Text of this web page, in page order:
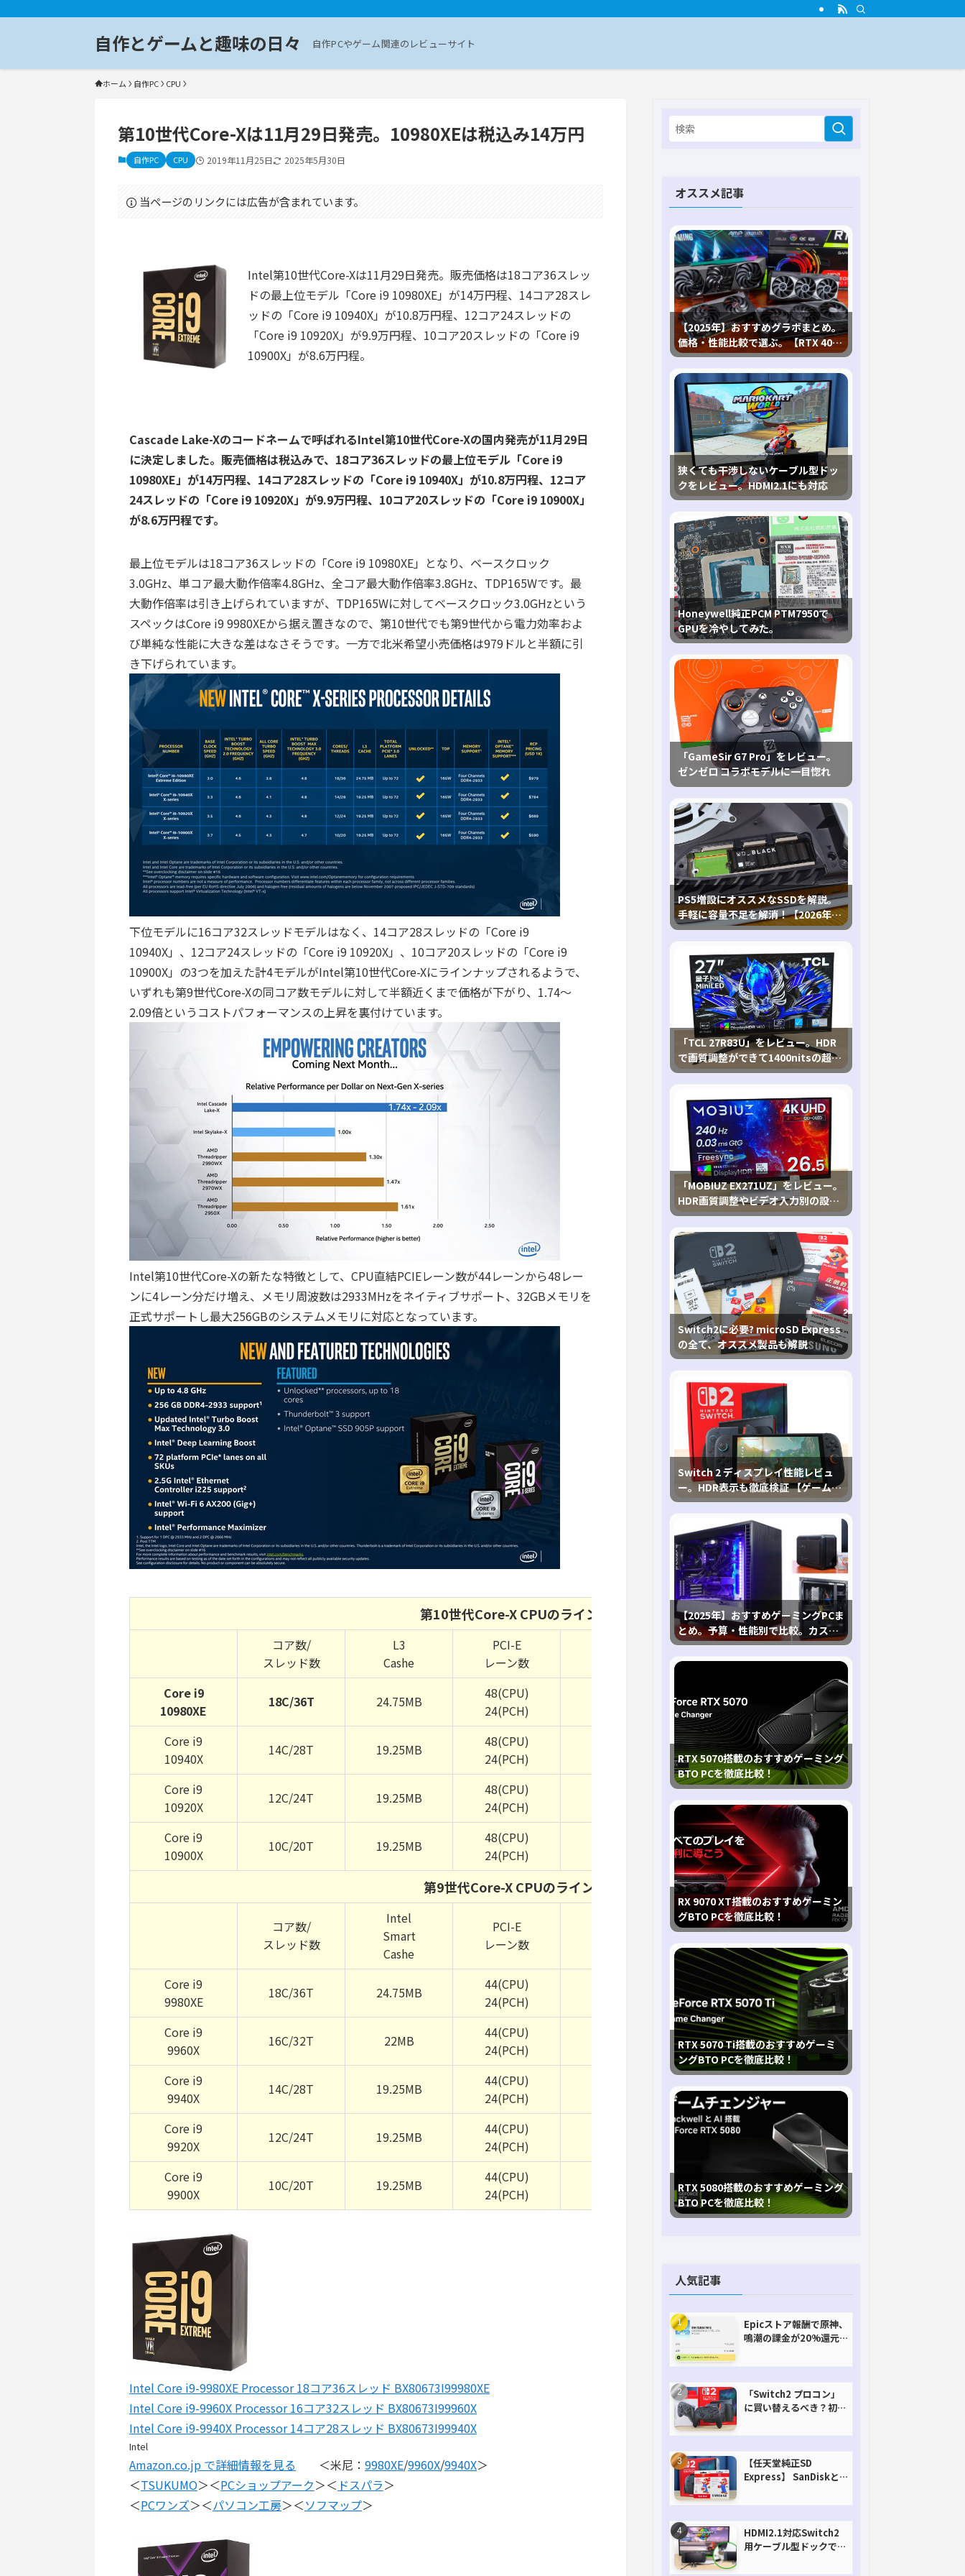
自作とゲームと趣味の日々 自作PCやゲーム関連のレビューサイト
ホーム 自作PC CPU
第10世代Core-Xは11月29日発売。10980XEは税込み14万円
自作PC CPU 2019年11月25日 2025年5月30日
当ページのリンクには広告が含まれています。
Intel第10世代Core-Xは11月29日発売。販売価格は18コア36スレッ
ドの最上位モデル「Core i9 10980XE」が14万円程、14コア28スレ
ッドの「Core i9 10940X」が10.8万円程、12コア24スレッドの
「Core i9 10920X」が9.9万円程、10コア20スレッドの「Core i9
10900X」が8.6万円程。
Cascade Lake-Xのコードネームで呼ばれるIntel第10世代Core-Xの国内発売が11月29日
に決定しました。販売価格は税込みで、18コア36スレッドの最上位モデル「Core i9
10980XE」が14万円程、14コア28スレッドの「Core i9 10940X」が10.8万円程、12コア
24スレッドの「Core i9 10920X」が9.9万円程、10コア20スレッドの「Core i9 10900X」
が8.6万円程です。
最上位モデルは18コア36スレッドの「Core i9 10980XE」となり、ベースクロック
3.0GHz、単コア最大動作倍率4.8GHz、全コア最大動作倍率3.8GHz、TDP165Wです。最
大動作倍率は引き上げられていますが、TDP165Wに対してベースクロック3.0GHzという
スペックはCore i9 9980XEから据え置きなので、第10世代でも第9世代から電力効率およ
び単純な性能に大きな差はなさそうです。一方で北米希望小売価格は979ドルと半額に引
き下げられています。
下位モデルに16コア32スレッドモデルはなく、14コア28スレッドの「Core i9
10940X」、12コア24スレッドの「Core i9 10920X」、10コア20スレッドの「Core i9
10900X」の3つを加えた計4モデルがIntel第10世代Core-Xにラインナップされるようで、
いずれも第9世代Core-Xの同コア数モデルに対して半額近くまで価格が下がり、1.74～
2.09倍というコストパフォーマンスの上昇を裏付けています。
Intel第10世代Core-Xの新たな特徴として、CPU直結PCIEレーン数が44レーンから48レー
ンに4レーン分だけ増え、メモリ周波数は2933MHzをネイティブサポート、32GBメモリを
正式サポートし最大256GBのシステムメモリに対応となっています。
第10世代Core-X CPUのラインナップとスペック
コア数/
スレッド数
L3
Cashe
PCI-E
レーン数
TB3
全コア最大
Core i9
10980XE
18C/36T 24.75MB
48(CPU)
24(PCH)
4.6GHz
4.8GHz
3.8GHz
Core i9
10940X
14C/28T 19.25MB
48(CPU)
24(PCH)
4.6GHz
4.8GHz
4.1GHz
Core i9
10920X
12C/24T 19.25MB
48(CPU)
24(PCH)
4.8GHz
4.3GHz
Core i9
10900X
10C/20T 19.25MB
48(CPU)
24(PCH)
4.5GHz
4.7GHz
3.8GHz
第9世代Core-X CPUのラインナップとスペック
コア数/
スレッド数
Intel
Smart
Cashe
PCI-E
レーン数
TB2 TB3
Core i9
9980XE
18C/36T 24.75MB
44(CPU)
24(PCH)
4.4GHz 4.5GHz
Core i9
9960X
16C/32T 22MB
44(CPU)
24(PCH)
4.4GHz 4.5GHz
Core i9
9940X
14C/28T 19.25MB
44(CPU)
24(PCH)
4.4GHz 4.5GHz
Core i9
9920X
12C/24T 19.25MB
44(CPU)
24(PCH)
4.4GHz 4.5GHz
Core i9
9900X
10C/20T 19.25MB
44(CPU)
24(PCH)
4.4GHz 4.5GHz
Intel Core i9-9980XE Processor 18コア36スレッド BX80673I99980XE
Intel Core i9-9960X Processor 16コア32スレッド BX80673I99960X
Intel Core i9-9940X Processor 14コア28スレッド BX80673I99940X
Intel
Amazon.co.jp で詳細情報を見る ＜米尼： 9980XE/9960X/9940X＞
＜TSUKUMO＞＜PCショップアーク＞＜ ドスパラ＞
＜PCワンズ＞＜パソコン工房＞＜ソフマップ＞
オススメ記事
【2025年】おすすめグラボまとめ。
価格・性能比較で選ぶ。【RTX 40,
RX 7000各種に対応】
狭くても干渉しないケーブル型ドッ
クをレビュー。HDMI2.1にも対応
Honeywell純正PCM PTM7950で
GPUを冷やしてみた。
「GameSir G7 Pro」をレビュー。
ゼンゼロ コラボモデルに一目惚れ
PS5増設にオススメなSSDを解説。
手軽に容量不足を解消！【2026年最
新、PS5 Proにも対応】
「TCL 27R83U」をレビュー。HDR
で画質調整ができて1400nitsの超高
輝度も発揮！
「MOBIUZ EX271UZ」をレビュー。
HDR画質調整やビデオ入力別の設定
が可能な4K有機ELゲーミングモニタ
を徹底検証
Switch2に必要? microSD Express
の全て、オススメ製品も解説
Switch 2 ディスプレイ性能レビュ
ー。HDR表示も徹底検証 【ゲームに
おけるHDRの未来を切り開く1台！】
【2025年】おすすめゲーミングPCま
とめ。予算・性能別で比較。カスタ
マイズ指南も
RTX 5070搭載のおすすめゲーミング
BTO PCを徹底比較！
RX 9070 XT搭載のおすすめゲーミン
グBTO PCを徹底比較！
RTX 5070 Ti搭載のおすすめゲーミ
ングBTO PCを徹底比較！
RTX 5080搭載のおすすめゲーミング
BTO PCを徹底比較！
人気記事
Epicストア報酬で原神、
鳴潮の課金が20%還元
「Switch2 プロコン」
に買い替えるべき？初代
【任天堂純正SD
Express】 SanDiskと
HDMI2.1対応Switch2
用ケーブル型ドックで省